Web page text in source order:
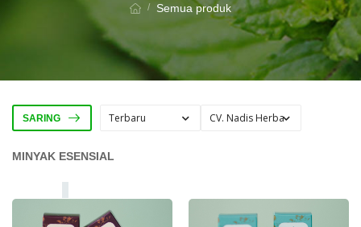
/ Semua produk
SARING
MINYAK ESENSIAL